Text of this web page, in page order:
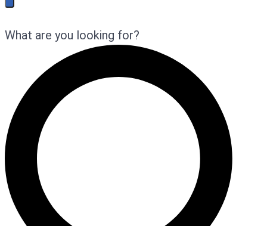
What are you looking for?